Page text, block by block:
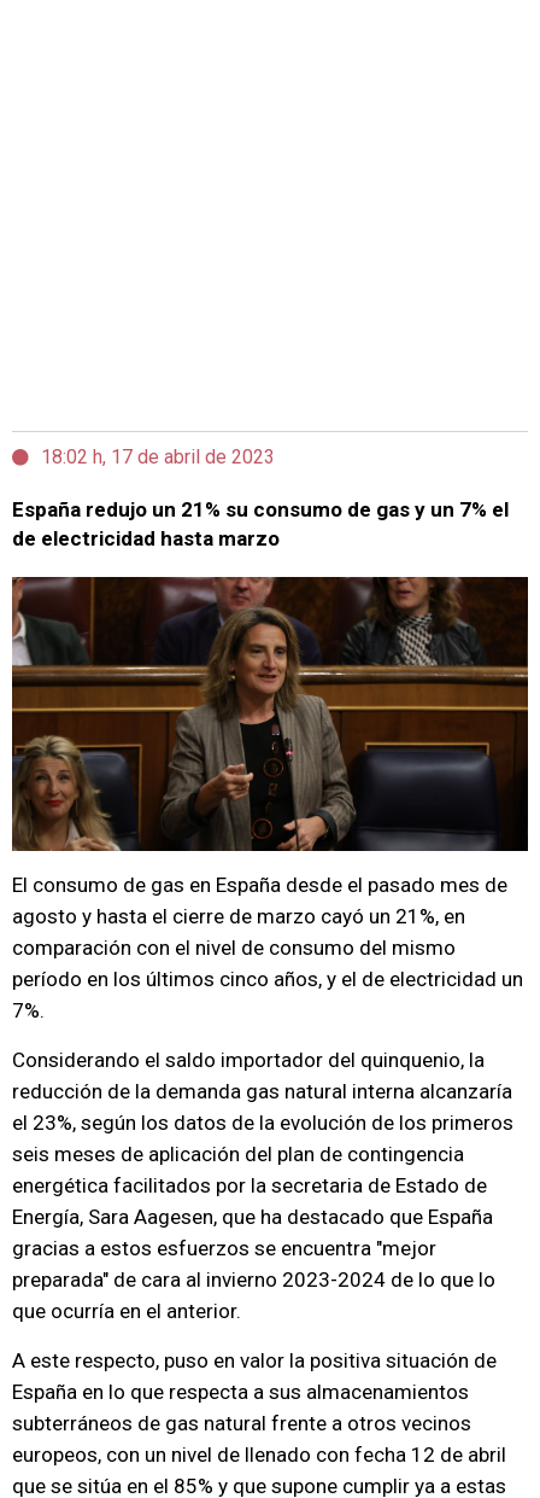
18:02 h, 17 de abril de 2023
España redujo un 21% su consumo de gas y un 7% el
de electricidad hasta marzo
El consumo de gas en España desde el pasado mes de
agosto y hasta el cierre de marzo cayó un 21%, en
comparación con el nivel de consumo del mismo
período en los últimos cinco años, y el de electricidad un
7%.
Considerando el saldo importador del quinquenio, la
reducción de la demanda gas natural interna alcanzaría
el 23%, según los datos de la evolución de los primeros
seis meses de aplicación del plan de contingencia
energética facilitados por la secretaria de Estado de
Energía, Sara Aagesen, que ha destacado que España
gracias a estos esfuerzos se encuentra "mejor
preparada" de cara al invierno 2023-2024 de lo que lo
que ocurría en el anterior.
A este respecto, puso en valor la positiva situación de
España en lo que respecta a sus almacenamientos
subterráneos de gas natural frente a otros vecinos
europeos, con un nivel de llenado con fecha 12 de abril
que se sitúa en el 85% y que supone cumplir ya a estas